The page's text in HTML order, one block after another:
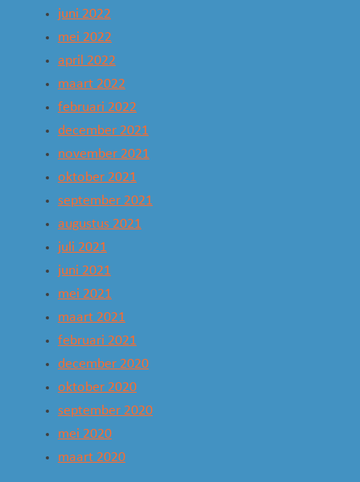
juni 2022
mei 2022
april 2022
maart 2022
februari 2022
december 2021
november 2021
oktober 2021
september 2021
augustus 2021
juli 2021
juni 2021
mei 2021
maart 2021
februari 2021
december 2020
oktober 2020
september 2020
mei 2020
maart 2020